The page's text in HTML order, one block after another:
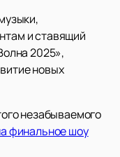
и ставящий
2025»,
новых
незабываемого
финальное шоу